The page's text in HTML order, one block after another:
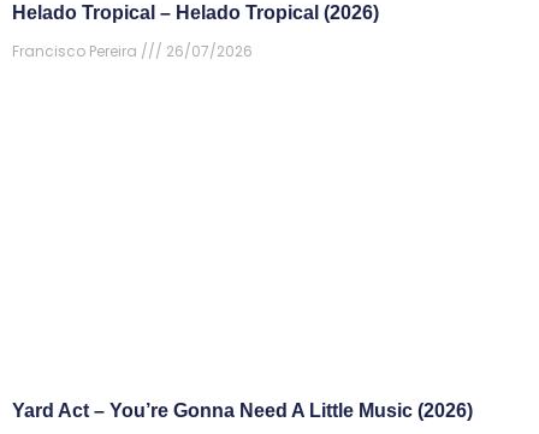
Helado Tropical – Helado Tropical (2026)
Francisco Pereira
26/07/2026
Yard Act – You’re Gonna Need A Little Music (2026)